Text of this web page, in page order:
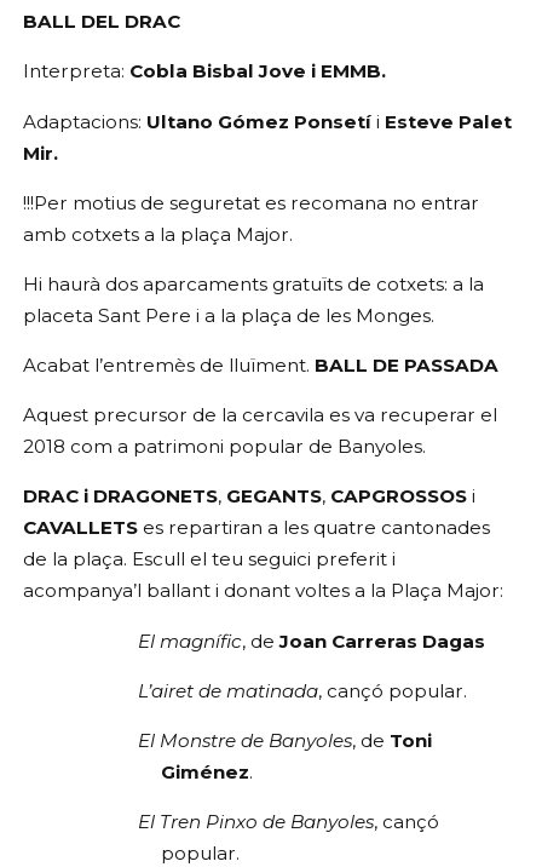
BALL DEL DRAC
Interpreta: Cobla Bisbal Jove i EMMB.
Adaptacions: Ultano Gómez Ponsetí i Esteve Palet
Mir.
!!!Per motius de seguretat es recomana no entrar
amb cotxets a la plaça Major.
Hi haurà dos aparcaments gratuïts de cotxets: a la
placeta Sant Pere i a la plaça de les Monges.
Acabat l’entremès de lluïment. BALL DE PASSADA
Aquest precursor de la cercavila es va recuperar el
2018 com a patrimoni popular de Banyoles.
DRAC i DRAGONETS, GEGANTS, CAPGROSSOS
CAVALLETS es repartiran a les quatre cantonades
de la plaça. Escull el teu seguici preferit i
acompanya’l ballant i donant voltes a la Plaça Major:
El magnífic, de Joan Carreras Dagas
L’airet de matinada, cançó popular.
El Monstre de Banyoles, de Toni
Giménez.
El Tren Pinxo de Banyoles, cançó
popular.